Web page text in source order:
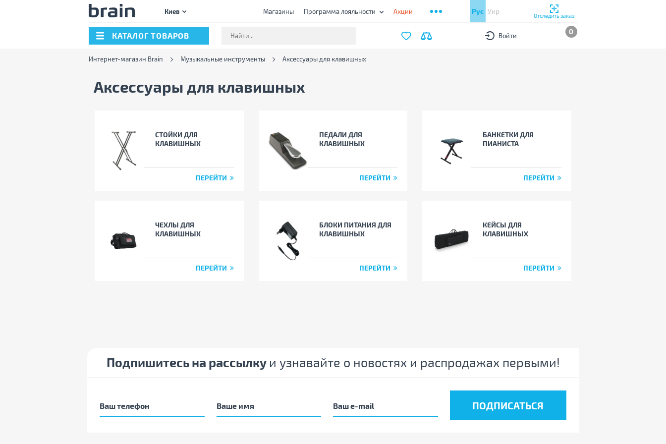
Киев Магазины Программа лояльности Акции Рус Укр
Отследить заказ
КАТАЛОГ ТОВАРОВ Войти 0
Интернет-магазин Brain Музыкальные инструменты Аксессуары для клавишных
Аксессуары для клавишных
СТОЙКИ ДЛЯ
КЛАВИШНЫХ
ПЕРЕЙТИ
ПЕДАЛИ ДЛЯ
КЛАВИШНЫХ
ПЕРЕЙТИ
БАНКЕТКИ ДЛЯ
ПИАНИСТА
ПЕРЕЙТИ
ЧЕХЛЫ ДЛЯ
КЛАВИШНЫХ
ПЕРЕЙТИ
БЛОКИ ПИТАНИЯ ДЛЯ
КЛАВИШНЫХ
ПЕРЕЙТИ
КЕЙСЫ ДЛЯ
КЛАВИШНЫХ
ПЕРЕЙТИ
Подпишитесь на рассылку и узнавайте о новостях и распродажах первыми!